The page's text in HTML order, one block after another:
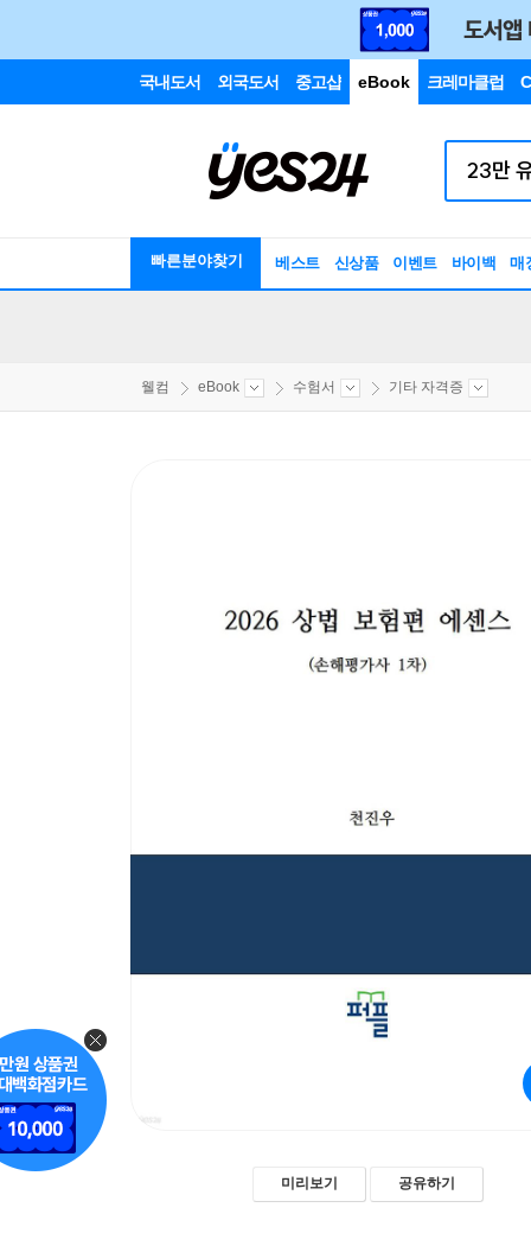
국내도서 외국도서 중고샵 eBook 크레마클럽
빠른분야찾기 베스트 신상품 이벤트 바이백 매
웰컴 eBook 수험서 기타 자격증
미리보기 공유하기